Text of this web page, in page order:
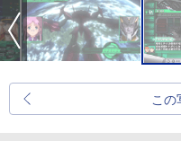
この